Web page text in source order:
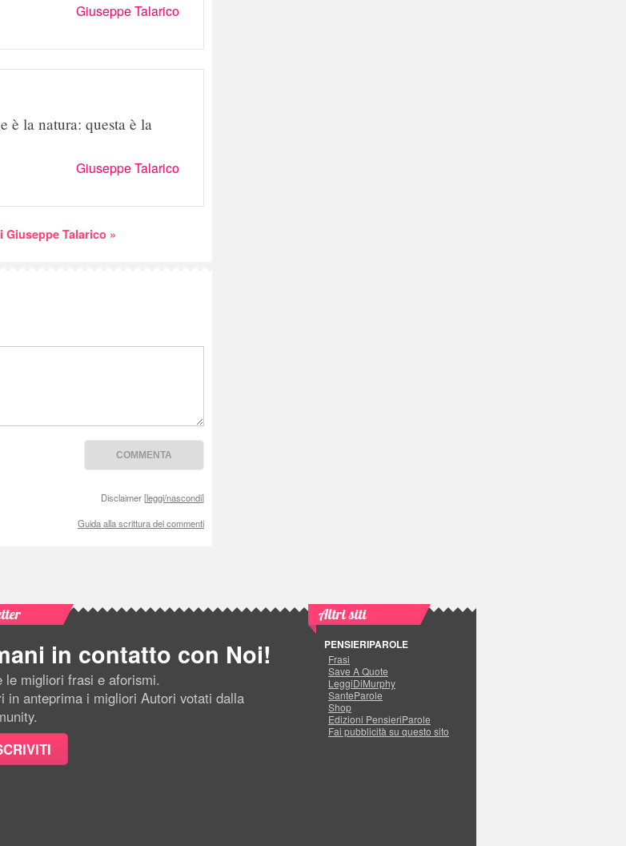
Giuseppe Talarico
è la natura: questa è la
Giuseppe Talarico
Talarico »
Disclaimer [leggi/nascondi]
Guida alla scrittura dei commenti
in contatto con Noi!
le migliori frasi e aforismi.
in anteprima i migliori Autori votati dalla
Altri siti
PENSIERIPAROLE
Frasi
Save A Quote
LeggiDiMurphy
SanteParole
Shop
Edizioni PensieriParole
Fai pubblicità su questo sito